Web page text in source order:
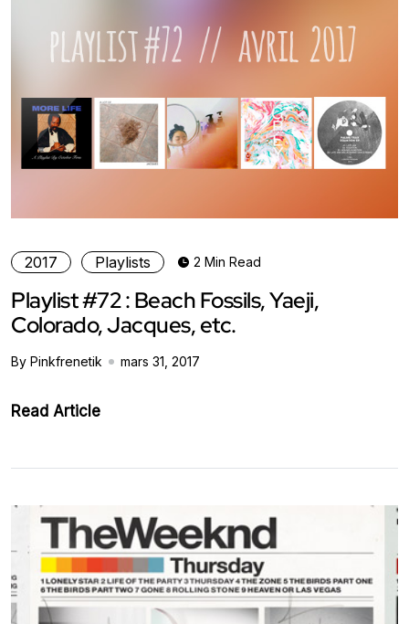
2017 Playlists 2 Min Read
Playlist #72 : Beach Fossils, Yaeji,
Colorado, Jacques, etc.
By Pinkfrenetik mars 31, 2017
Read Article